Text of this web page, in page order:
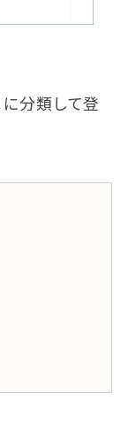
分類して登